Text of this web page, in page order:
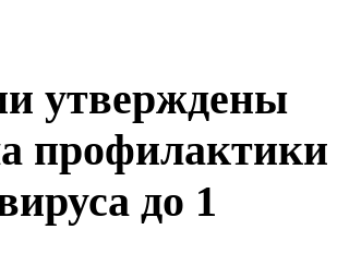
утверждены
профилактики
до 1